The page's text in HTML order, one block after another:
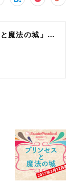
劇団MAY'S「プリンセスと魔法の城」in サンリオピューロランド